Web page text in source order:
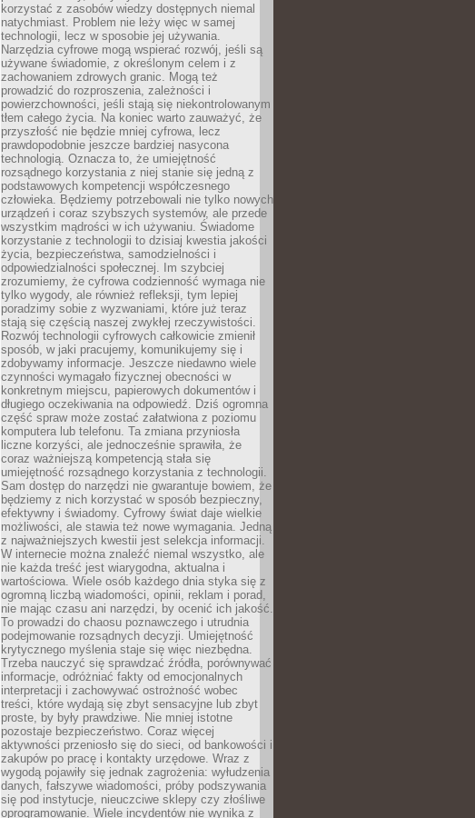
korzystać z zasobów wiedzy dostępnych niemal
natychmiast. Problem nie leży więc w samej
technologii, lecz w sposobie jej używania.
Narzędzia cyfrowe mogą wspierać rozwój, jeśli są
używane świadomie, z określonym celem i z
zachowaniem zdrowych granic. Mogą też
prowadzić do rozproszenia, zależności i
powierzchowności, jeśli stają się niekontrolowanym
tłem całego życia. Na koniec warto zauważyć, że
przyszłość nie będzie mniej cyfrowa, lecz
prawdopodobnie jeszcze bardziej nasycona
technologią. Oznacza to, że umiejętność
rozsądnego korzystania z niej stanie się jedną z
podstawowych kompetencji współczesnego
człowieka. Będziemy potrzebowali nie tylko nowych
urządzeń i coraz szybszych systemów, ale przede
wszystkim mądrości w ich używaniu. Świadome
korzystanie z technologii to dzisiaj kwestia jakości
życia, bezpieczeństwa, samodzielności i
odpowiedzialności społecznej. Im szybciej
zrozumiemy, że cyfrowa codzienność wymaga nie
tylko wygody, ale również refleksji, tym lepiej
poradzimy sobie z wyzwaniami, które już teraz
stają się częścią naszej zwykłej rzeczywistości.
Rozwój technologii cyfrowych całkowicie zmienił
sposób, w jaki pracujemy, komunikujemy się i
zdobywamy informacje. Jeszcze niedawno wiele
czynności wymagało fizycznej obecności w
konkretnym miejscu, papierowych dokumentów i
długiego oczekiwania na odpowiedź. Dziś ogromna
część spraw może zostać załatwiona z poziomu
komputera lub telefonu. Ta zmiana przyniosła
liczne korzyści, ale jednocześnie sprawiła, że
coraz ważniejszą kompetencją stała się
umiejętność rozsądnego korzystania z technologii.
Sam dostęp do narzędzi nie gwarantuje bowiem, że
będziemy z nich korzystać w sposób bezpieczny,
efektywny i świadomy. Cyfrowy świat daje wielkie
możliwości, ale stawia też nowe wymagania. Jedną
z najważniejszych kwestii jest selekcja informacji.
W internecie można znaleźć niemal wszystko, ale
nie każda treść jest wiarygodna, aktualna i
wartościowa. Wiele osób każdego dnia styka się z
ogromną liczbą wiadomości, opinii, reklam i porad,
nie mając czasu ani narzędzi, by ocenić ich jakość.
To prowadzi do chaosu poznawczego i utrudnia
podejmowanie rozsądnych decyzji. Umiejętność
krytycznego myślenia staje się więc niezbędna.
Trzeba nauczyć się sprawdzać źródła, porównywać
informacje, odróżniać fakty od emocjonalnych
interpretacji i zachowywać ostrożność wobec
treści, które wydają się zbyt sensacyjne lub zbyt
proste, by były prawdziwe. Nie mniej istotne
pozostaje bezpieczeństwo. Coraz więcej
aktywności przeniosło się do sieci, od bankowości i
zakupów po pracę i kontakty urzędowe. Wraz z
wygodą pojawiły się jednak zagrożenia: wyłudzenia
danych, fałszywe wiadomości, próby podszywania
się pod instytucje, nieuczciwe sklepy czy złośliwe
oprogramowanie. Wiele incydentów nie wynika z